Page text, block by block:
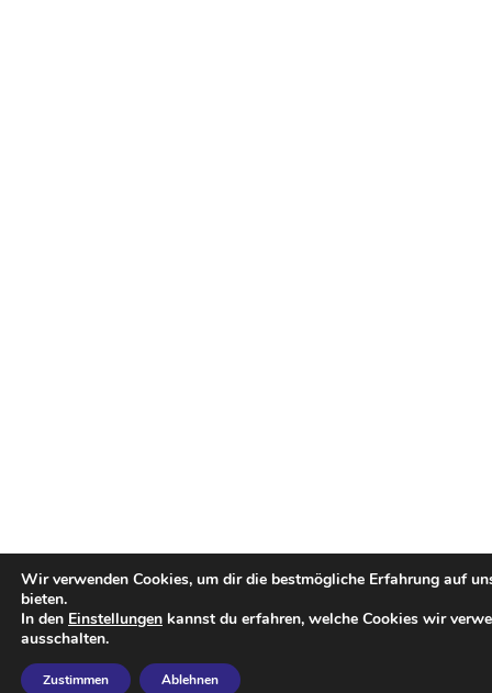
Wir verwenden Cookies, um dir die bestmögliche Erfahrung auf
bieten.
In den Einstellungen kannst du erfahren, welche Cookies wir
ausschalten.
Zustimmen Ablehnen